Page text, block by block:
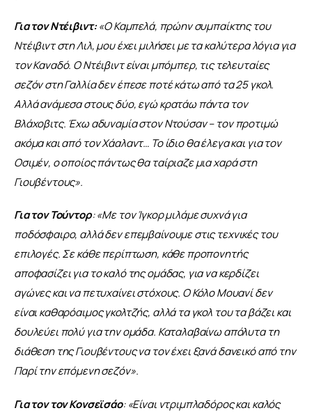
Για τον Ντέιβιντ: «Ο Καμπελά, πρώην συμπαίκτης του
Ντέιβιντ στη Λιλ, μου έχει μιλήσει με τα καλύτερα λόγια για
τον Καναδό. Ο Ντέιβιντ είναι μπόμπερ, τις τελευταίες
σεζόν στη Γαλλία δεν έπεσε ποτέ κάτω από τα 25 γκολ.
Αλλά ανάμεσα στους δύο, εγώ κρατάω πάντα τον
Βλάχοβιτς. Έχω αδυναμία στον Ντούσαν – τον προτιμώ
ακόμα και από τον Χάαλαντ… Το ίδιο θα έλεγα και για τον
Οσιμέν, ο οποίος πάντως θα ταίριαζε μια χαρά στη
Γιουβέντους».
Για τον Τούντορ: «Με τον Ίγκορ μιλάμε συχνά για
ποδόσφαιρο, αλλά δεν επεμβαίνουμε στις τεχνικές του
επιλογές. Σε κάθε περίπτωση, κάθε προπονητής
αποφασίζει για το καλό της ομάδας, για να κερδίζει
αγώνες και να πετυχαίνει στόχους. Ο Κόλο Μουανί δεν
είναι καθαρόαιμος γκολτζής, αλλά τα γκολ του τα βάζει και
δουλεύει πολύ για την ομάδα. Καταλαβαίνω απόλυτα τη
διάθεση της Γιουβέντους να τον έχει ξανά δανεικό από την
Παρί την επόμενη σεζόν».
Για τον τον Κονσεϊσάο: «Είναι ντριμπλαδόρος και καλός